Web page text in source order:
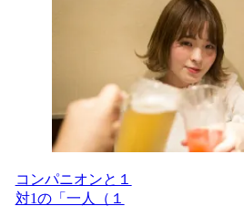
コンパニオンと１
対1の「一人（１